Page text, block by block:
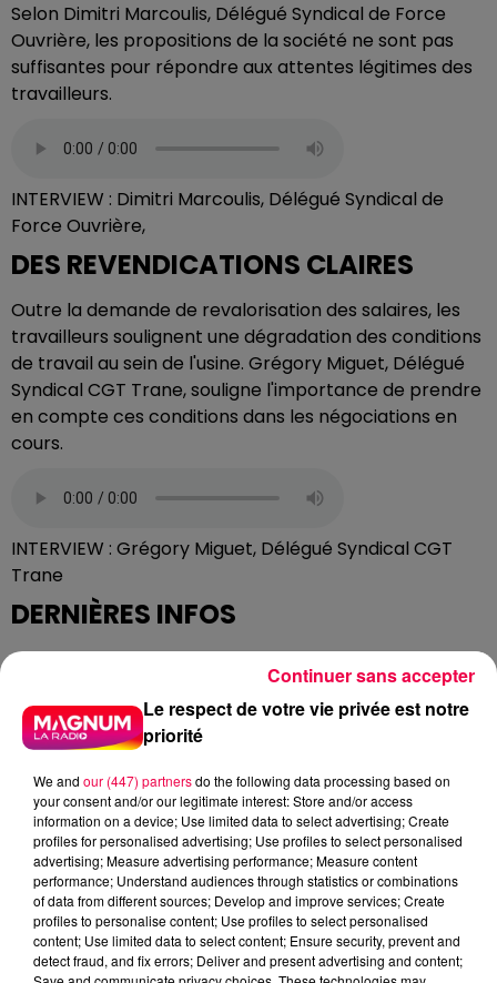
Selon Dimitri Marcoulis, Délégué Syndical de Force
Ouvrière, les propositions de la société ne sont pas
suffisantes pour répondre aux attentes légitimes des
travailleurs.
INTERVIEW : Dimitri Marcoulis, Délégué Syndical de
Force Ouvrière,
DES REVENDICATIONS CLAIRES
Outre la demande de revalorisation des salaires, les
travailleurs soulignent une dégradation des conditions
de travail au sein de l'usine. Grégory Miguet, Délégué
Syndical CGT Trane, souligne l'importance de prendre
en compte ces conditions dans les négociations en
cours.
INTERVIEW : Grégory Miguet, Délégué Syndical CGT
Trane
DERNIÈRES INFOS
Le respect de votre vie privée est notre
priorité
We and our (447) partnersdo the following data processing based on
your consent and/or our legitimate interest: Store and/or access
information on a device; Use limited data to select advertising; Create
profiles for personalised advertising; Use profiles to select personalised
advertising; Measure advertising performance; Measure content
performance; Understand audiences through statistics or combinations
of data from different sources; Develop and improve services; Create
profiles to personalise content; Use profiles to select personalised
content; Use limited data to select content; Ensure security, prevent and
detect fraud, and fix errors; Deliver and present advertising and content;
Continuer sans accepter